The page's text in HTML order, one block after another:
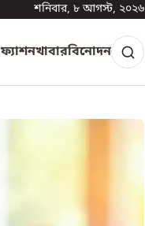
শনিবার, ৮ আগস্ট, ২০২৬
ফ্যাশনখাবারবিনোদন